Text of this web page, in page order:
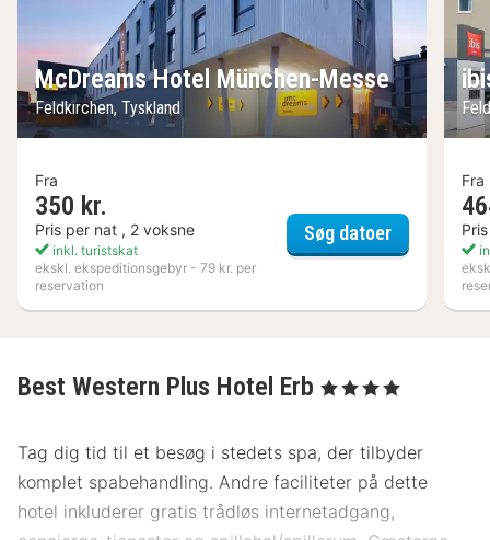
McDreams Hotel München-Messe
Feldkirchen, Tyskland
Fra
350 kr.
Pris per nat , 2 voksne
inkl. turistskat
ekskl. ekspeditionsgebyr - 79 kr. per
reservation
Søg datoerMcDreams
Fra
Best Western Plus Hotel Erb , 4 Stjerner
Tag dig tid til et besøg i stedets spa, der tilbyder
komplet spabehandling. Andre faciliteter på dette
hotel inkluderer gratis trådløs internetadgang,